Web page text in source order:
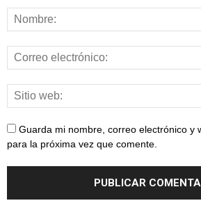
Guarda mi nombre, correo electrónico y
para la próxima vez que comente.